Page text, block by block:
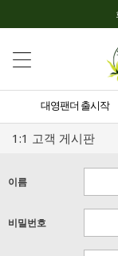
대영팬더 출시작
1:1 고객 게시판
이름
비밀번호